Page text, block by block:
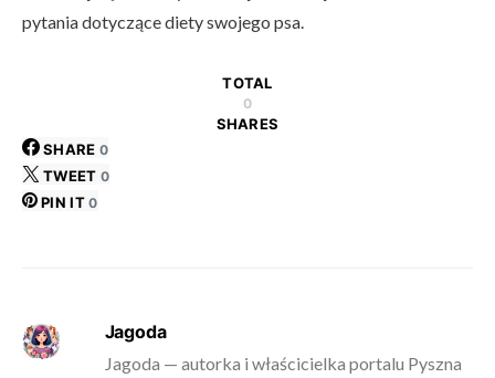
pytania dotyczące diety swojego psa.
TOTAL
0
SHARES
SHARE 0
TWEET 0
PIN IT 0
Jagoda
Jagoda — autorka i właścicielka portalu Pyszna